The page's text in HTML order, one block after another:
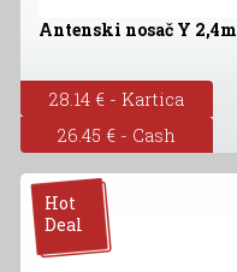
Antenski nosač Y 2,4m
28.14 € - Kartica
26.45 € - Cash
Hot
Deal